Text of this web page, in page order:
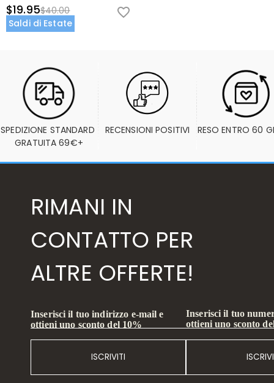
$19.95$40.00
Saldi di Estate
SPEDIZIONE STANDARD
GRATUITA 69€+
RECENSIONI POSITIVI RESO ENTRO 60
RIMANI IN
CONTATTO PER
ALTRE OFFERTE!
Inserisci il tuo indirizzo e-mail e
ottieni uno sconto del 10%
ISCRIVITI
Inserisci il tuo
ottieni uno sconto